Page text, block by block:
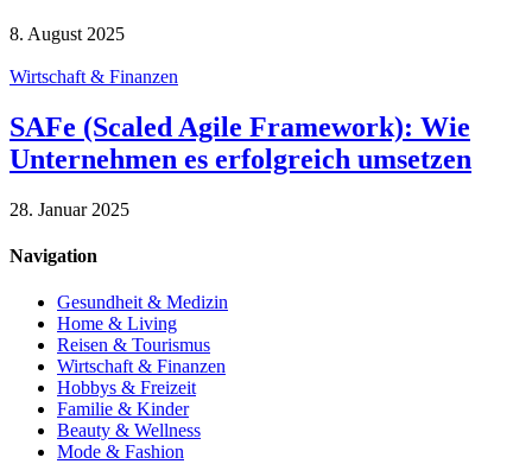
8. August 2025
Wirtschaft & Finanzen
SAFe (Scaled Agile Framework): Wie
Unternehmen es erfolgreich umsetzen
28. Januar 2025
Navigation
Gesundheit & Medizin
Home & Living
Reisen & Tourismus
Wirtschaft & Finanzen
Hobbys & Freizeit
Familie & Kinder
Beauty & Wellness
Mode & Fashion